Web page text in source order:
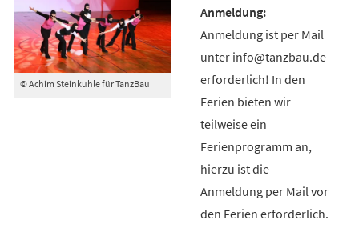
© Achim Steinkuhle für TanzBau
Anmeldung ist per Mail
unter info@tanzbau.de
erforderlich! In den
Ferien bieten wir
teilweise ein
Ferienprogramm an,
hierzu ist die
Anmeldung per Mail vor
den Ferien erforderlich.